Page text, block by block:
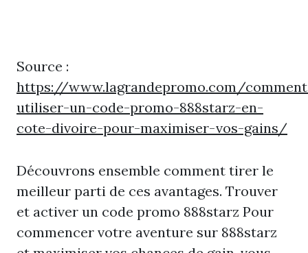
Source :
https://www.lagrandepromo.com/
utiliser-un-code-promo-888starz-en-
cote-divoire-pour-maximiser-vos-gains/
Découvrons ensemble comment tirer le
meilleur parti de ces avantages. Trouver
et activer un code promo 888starz Pour
commencer votre aventure sur 888starz